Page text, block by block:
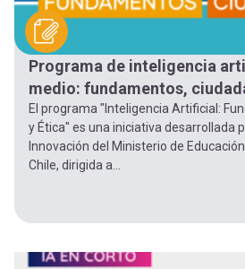
Programa de inteligencia
medio: fundamentos,
El programa "Inteligencia Artificial:
y Ética" es una iniciativa desarrollada
Innovación del Ministerio de
Chile, dirigida a...